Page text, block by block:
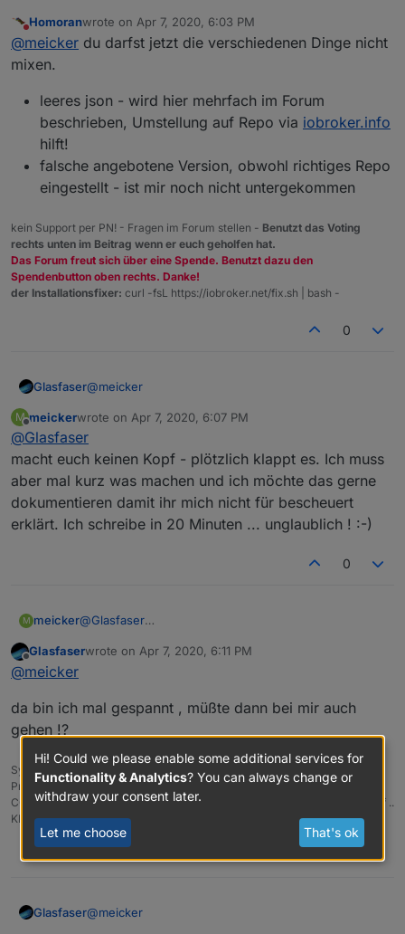
erscheint alles richtig. Ich habe früher auch super
regelmäßig die Updates drin gehabt. Gefühlt seit dem
mehr - eigentlich war immer irgendwo ein Adapter der
ein Update hatte ... ob wichtig oder nicht ...
Do not disturb
Homoranwrote on Apr 7, 2020, 6:03 PM
last edited by
@meicker du darfst jetzt die verschiedenen Dinge nicht
mixen.
leeres json - wird hier mehrfach im Forum
beschrieben, Umstellung auf Repo via iobroker.info
hilft!
falsche angebotene Version, obwohl richtiges Repo
eingestellt - ist mir noch nicht untergekommen
kein Support per PN! - Fragen im Forum stellen - Benutzt das Voting
rechts unten im Beitrag wenn er euch geholfen hat.
Das Forum freut sich über eine Spende. Benutzt dazu den
Spendenbutton oben rechts. Danke!
der Installationsfixer: curl -fsL https://iobroker.net/fix.sh | bash -
0
Glasfaser@meicker
Also an IPv4 / IPv6 kann es nach meiner Meinung
nicht liegen .
Hatte zuvor bis Anfang März IPv6DS-Lite
Unitymedia mit der Fritzbox 6490 ,
jetzt Fritzbox 6591 mit Dual-Stack also echtes IPv4 .
... und daran hat sich auch nichts geändert ... kann
nur den oben gennannten Link nutzen .
M
Offline
meickerwrote on Apr 7, 2020, 6:07 PM
last edited by
@Glasfaser
macht euch keinen Kopf - plötzlich klappt es. Ich muss
aber mal kurz was machen und ich möchte das gerne
dokumentieren damit ihr mich nicht für bescheuert
erklärt. Ich schreibe in 20 Minuten ... unglaublich ! :-)
0
M meicker@Glasfaser
aber mal kurz was machen und ich möchte das gerne
Offline
Glasfaserwrote on Apr 7, 2020, 6:11 PM
last edited by
@meicker
da bin ich mal gespannt , müßte dann bei mir auch
gehen !?
Synology 918+ 16GB - ioBroker in Docker v9 , VISO auf Trekstor
Primebook C13 13,3" , Hikvision Domkameras mit Surveillance Station ..
CCU RaspberryMatic in Synology VM .. Zigbee CC2538+CC2592 .. Sonoff ..
KNX .. Modbus ..
0
Glasfaser@meicker
Hi! Could we please enable some additional services for
Functionality & Analytics? You can always change or
withdraw your consent later.
Let me choose That's ok